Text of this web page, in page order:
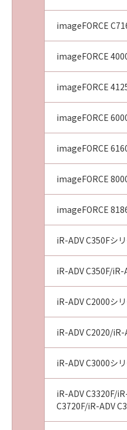
imageFORCE
imageFORCE
imageFORCE
imageFORCE
imageFORCE
imageFORCE
imageFORCE
iR-ADV C350Fシ
iR-ADV C350F/iR-
iR-ADV C2000シ
iR-ADV C2020/iR-
iR-ADV C3000シ
iR-ADV C3320F/
C3720F/iR-ADV